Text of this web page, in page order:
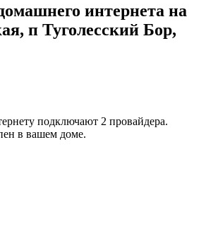
интернета на
п Туголесский Бор,
подключают 2 провайдера.
в вашем доме.